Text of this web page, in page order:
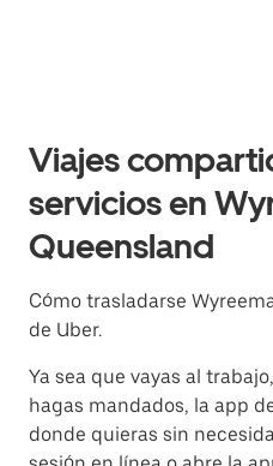
Viajes
servicios en
Queensland
Cómo trasladarse
de Uber.
Ya sea que vayas al
hagas mandados, la app
donde quieras sin